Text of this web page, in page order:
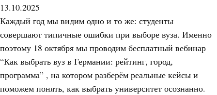
13.10.2025
Каждый год мы видим одно и то же: студенты
совершают типичные ошибки при выборе вуза. Именно
поэтому 18 октября мы проводим бесплатный вебинар
“Как выбрать вуз в Германии: рейтинг, город,
программа” , на котором разберём реальные кейсы и
поможем понять, как выбрать университет осознанно.